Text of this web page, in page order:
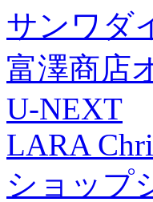
サンワダ
富澤商店
U-NEXT
LARA
ショップ